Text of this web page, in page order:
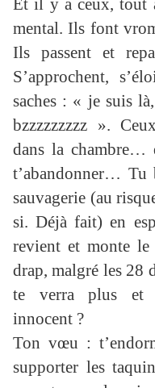
Et il y a ceux, tout
mental. Ils font
Ils passent et
S’approchent,
saches : « je suis
bzzzzzzzzz ».
dans la chambre…
t’abandonner… Tu
sauvagerie (au
si. Déjà fait) en
revient et monte le
drap, malgré les 28
te verra plus et
innocent ?
Ton vœu :
supporter les